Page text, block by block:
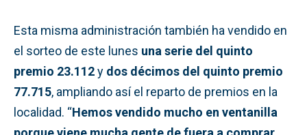
Esta misma administración también ha vendido en
el sorteo de este lunes una serie del quinto
premio 23.112y dos décimos del quinto premio
77.715, ampliando así el reparto de premios en la
localidad. “Hemos vendido mucho en ventanilla